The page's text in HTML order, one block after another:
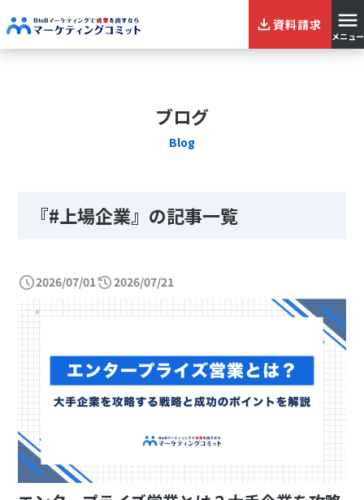
資料請求
メニュー
ブログ
Blog
『#上場企業』の記事一覧
2026/07/01 2026/07/21